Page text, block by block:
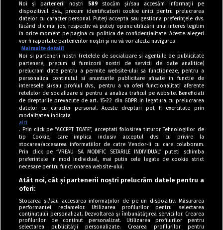
Tag index
Program Antena 1
Politica de cookies
Noi și partenerii noștri 589 stocăm și/sau accesăm informații pe
dispozitivul dvs., precum identificatorii cookie unici pentru prelucrarea
datelor cu caracter personal. Puteți accepta sau gestiona preferințele dvs.
făcând clic mai jos, respectiv vă puteți opune utilizării unui interes legitim
în orice moment pe pagina cu politica de confidențialitate. Aceste alegeri
vor fi raportate partenerilor noștri și nu vă vor afecta navigarea.
Mai multe detalii
Noi si partenerii nostri (retelele de socializare si agentiile de publicitate
partenere, precum si furnizorii nostri de servicii de date analitice)
prelucram date pentru a permite website-ului sa functioneze, pentru a
personaliza continutul si anunturile publicitare afisate in functie de
interesele si/sau profilul dvs., pentru a va oferi functionalitati aferente
retelelor de socializare si pentru a analiza traficul pe website. Beneficiati
de drepturile prevazute de art. 15-22 din GDPR in legatura cu prelucrarea
datelor cu caracter personal. Aceste drepturi pot fi exercitate prin
modalitatea indicata
aici
. Prin click pe “ACCEPT TOATE”, acceptati folosirea tuturor Tehnologiilor de
tip Cookie, care implica inclusiv acceptul dvs. cu privire la
stocarea/accesarea informatiilor de catre Vendor-ii cu care colaboram.
Prin click pe “VREAU SA MODIFIC SETARILE INDIVIDUAL” puteti schimba
preferintele in mod individual, mai putin cele legate de cookie strict
necesare pentru functionarea website-ului.
Atât noi, cât și partenerii noștri prelucrăm datele pentru a
oferi:
Stocarea și/sau accesarea informațiilor de pe un dispozitiv. Măsurarea
performanței reclamelor. Utilizarea profilurilor pentru selectarea
conținutului personalizat. Dezvoltarea și îmbunătățirea serviciilor. Crearea
profilurilor de conținut personalizat. Utilizarea profilurilor pentru
selectarea publicității personalizate. Crearea profilurilor pentru